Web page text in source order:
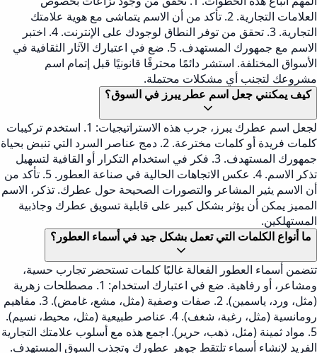
العلامات التجارية. 2. تأكد من أن الاسم يتماشى مع هوية علامتك
التجارية. 3. تحقق من توفر النطاق لوجودك على الإنترنت. 4. اختبر
الاسم مع جمهورك المستهدف. 5. ضع في اعتبارك الآثار الثقافية في
الأسواق المختلفة. استشر دائمًا محترفًا قانونيًا قبل إتمام اسم
مشروعك لتجنب أي مشكلات محتملة.
كيف يمكنني جعل اسم عطر يبرز في السوق؟
لجعل اسم عطرك يبرز، جرب هذه الاستراتيجيات: 1. استخدم تركيبات
كلمات فريدة أو كلمات مخترعة. 2. دمج عناصر السرد التي تنبض بحياة
جمهورك المستهدف. 3. فكر في استخدام التكرار أو القافية لتسهيل
تذكر الاسم. 4. عكس الاتجاهات الحالية في صناعة العطور. 5. تأكد من
أن الاسم يثير المشاعر والتصورات الصحيحة حول عطرك. تذكر، الاسم
المميز يمكن أن يؤثر بشكل كبير على قابلية تسويق عطرك وجاذبية
المستهلكين.
ما أنواع الكلمات التي تعمل بشكل جيد في أسماء العطور؟
تتضمن أسماء العطور الفعالة غالبًا كلمات تستحضر تجارب حسية،
ومشاعر، أو رفاهية. ضع في اعتبارك استخدام: 1. مصطلحات زهرية
(مثل، ورد، ياسمين). 2. صفات وصفية (مثل، مشع، غامض). 3. مفاهيم
رومانسية (مثل، رغبة، شغف). 4. عناصر طبيعية (مثل، محيط، نسيم).
5. مواد ثمينة (مثل، ذهب، حرير). اجمع هذه مع أسلوب علامتك التجارية
الفريد لإنشاء أسماء تلتقط جوهر عطورك وتجذب السوق المستهدف.